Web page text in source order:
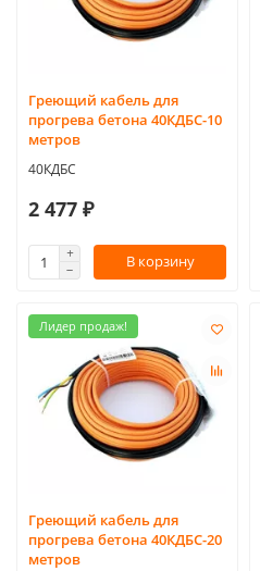
Греющий кабель для
прогрева бетона 40КДБС-10
метров
40КДБС
2 477 ₽
В корзину
Лидер продаж!
Греющий кабель для
прогрева бетона 40КДБС-20
метров